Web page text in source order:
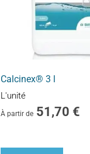
Calcinex® 3 l
L'unité
À partir de 51,70 €